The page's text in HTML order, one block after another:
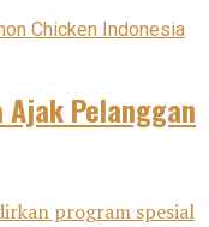
Ajak Pelanggan
program spesial